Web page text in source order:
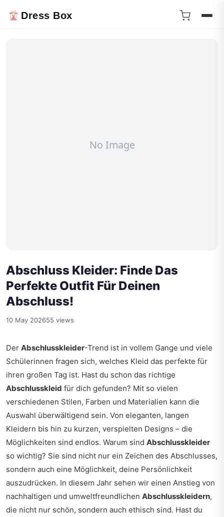
Dress Box
Abschluss Kleider: Finde Das
Perfekte Outfit Für Deinen
Abschluss!
10 May 202655 views
Der Abschlusskleider-Trend ist in vollem Gange und viele
Schülerinnen fragen sich, welches Kleid das perfekte für
ihren großen Tag ist. Hast du schon das richtige
Abschlusskleid für dich gefunden? Mit so vielen
verschiedenen Stilen, Farben und Materialien kann die
Auswahl überwältigend sein. Von eleganten, langen
Kleidern bis hin zu kurzen, verspielten Designs – die
Möglichkeiten sind endlos. Warum sind Abschlusskleider
so wichtig? Sie sind nicht nur ein Zeichen des Abschlusses,
sondern auch eine Möglichkeit, deine Persönlichkeit
auszudrücken. In diesem Jahr sehen wir einen Anstieg von
nachhaltigen und umweltfreundlichen Abschlusskleidern,
die nicht nur schön, sondern auch ethisch sind. Hast du